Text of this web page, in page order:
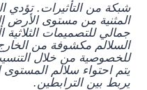
شبكة من التأثيرات. تؤدي
المثنية من مستوى الأرض
جمالي للتصميمات
السلالم مكشوفة من الخارج
للخصوصية من خلال
يتم احتواء سلالم
يربط بين الترابطين.